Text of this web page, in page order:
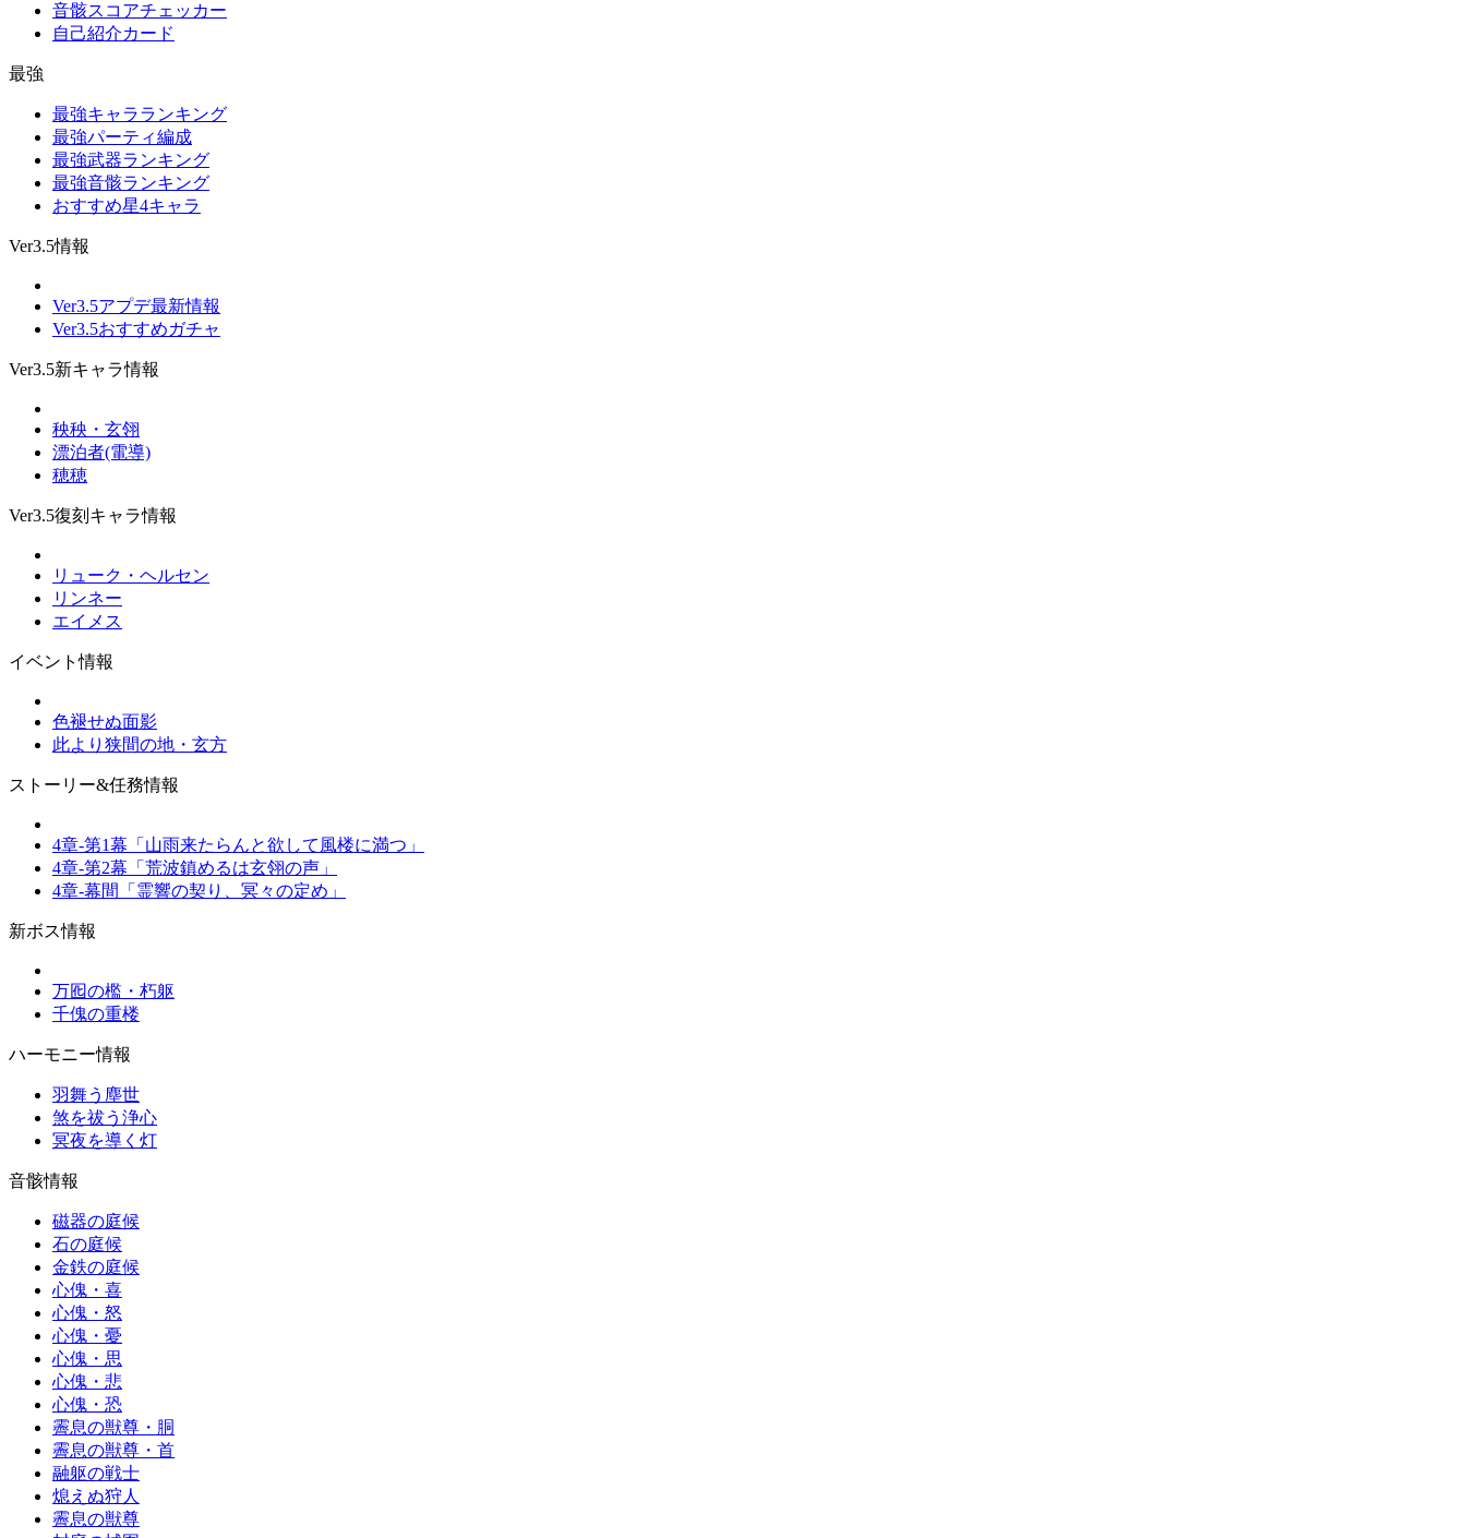
音骸スコアチェッカー
自己紹介カード
最強
最強キャラランキング
最強パーティ編成
最強武器ランキング
最強音骸ランキング
おすすめ星4キャラ
Ver3.5情報
Ver3.5アプデ最新情報
Ver3.5おすすめガチャ
Ver3.5新キャラ情報
秧秧・玄翎
漂泊者(電導)
穂穂
Ver3.5復刻キャラ情報
リューク・ヘルセン
リンネー
エイメス
イベント情報
色褪せぬ面影
此より狭間の地・玄方
ストーリー&任務情報
4章-第1幕「山雨来たらんと欲して風楼に満つ」
4章-第2幕「荒波鎮めるは玄翎の声」
4章-幕間「霊響の契り、冥々の定め」
新ボス情報
万囮の檻・朽躯
千傀の重楼
ハーモニー情報
羽舞う塵世
煞を祓う浄心
冥夜を導く灯
音骸情報
磁器の庭候
石の庭候
金鉄の庭候
心傀・喜
心傀・怒
心傀・憂
心傀・思
心傀・悲
心傀・恐
霽息の獣尊・胴
霽息の獣尊・首
融躯の戦士
熄えぬ狩人
霽息の獣尊